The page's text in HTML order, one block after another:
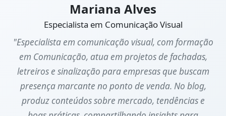
Mariana Alves
Especialista em Comunicação Visual
"Especialista em comunicação visual, com formação
em Comunicação, atua em projetos de fachadas,
letreiros e sinalização para empresas que buscam
presença marcante no ponto de venda. No blog,
produz conteúdos sobre mercado, tendências e